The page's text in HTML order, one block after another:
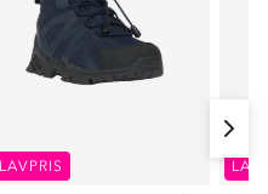
LAVPRIS